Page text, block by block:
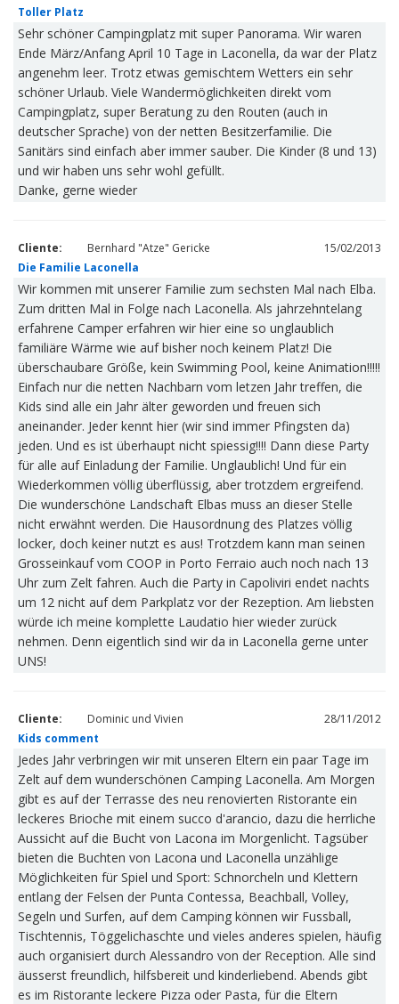
Toller Platz
Sehr schöner Campingplatz mit super Panorama. Wir waren
Ende März/Anfang April 10 Tage in Laconella, da war der Platz
angenehm leer. Trotz etwas gemischtem Wetters ein sehr
schöner Urlaub. Viele Wandermöglichkeiten direkt vom
Campingplatz, super Beratung zu den Routen (auch in
deutscher Sprache) von der netten Besitzerfamilie. Die
Sanitärs sind einfach aber immer sauber. Die Kinder (8 und 13)
und wir haben uns sehr wohl gefüllt.
Danke, gerne wieder
Cliente: Bernhard "Atze" Gericke
15/02/2013
Die Familie Laconella
Wir kommen mit unserer Familie zum sechsten Mal nach Elba.
Zum dritten Mal in Folge nach Laconella. Als jahrzehntelang
erfahrene Camper erfahren wir hier eine so unglaublich
familiäre Wärme wie auf bisher noch keinem Platz! Die
überschaubare Größe, kein Swimming Pool, keine Animation!!!!!
Einfach nur die netten Nachbarn vom letzen Jahr treffen, die
Kids sind alle ein Jahr älter geworden und freuen sich
aneinander. Jeder kennt hier (wir sind immer Pfingsten da)
jeden. Und es ist überhaupt nicht spiessig!!!! Dann diese Party
für alle auf Einladung der Familie. Unglaublich! Und für ein
Wiederkommen völlig überflüssig, aber trotzdem ergreifend.
Die wunderschöne Landschaft Elbas muss an dieser Stelle
nicht erwähnt werden. Die Hausordnung des Platzes völlig
locker, doch keiner nutzt es aus! Trotzdem kann man seinen
Grosseinkauf vom COOP in Porto Ferraio auch noch nach 13
Uhr zum Zelt fahren. Auch die Party in Capoliviri endet nachts
um 12 nicht auf dem Parkplatz vor der Rezeption. Am liebsten
würde ich meine komplette Laudatio hier wieder zurück
nehmen. Denn eigentlich sind wir da in Laconella gerne unter
UNS!
Cliente: Dominic und Vivien
28/11/2012
Kids comment
Jedes Jahr verbringen wir mit unseren Eltern ein paar Tage im
Zelt auf dem wunderschönen Camping Laconella. Am Morgen
gibt es auf der Terrasse des neu renovierten Ristorante ein
leckeres Brioche mit einem succo d'arancio, dazu die herrliche
Aussicht auf die Bucht von Lacona im Morgenlicht. Tagsüber
bieten die Buchten von Lacona und Laconella unzählige
Möglichkeiten für Spiel und Sport: Schnorcheln und Klettern
entlang der Felsen der Punta Contessa, Beachball, Volley,
Segeln und Surfen, auf dem Camping können wir Fussball,
Tischtennis, Töggelichaschte und vieles anderes spielen, häufig
auch organisiert durch Alessandro von der Reception. Alle sind
äusserst freundlich, hilfsbereit und kinderliebend. Abends gibt
es im Ristorante leckere Pizza oder Pasta, für die Eltern